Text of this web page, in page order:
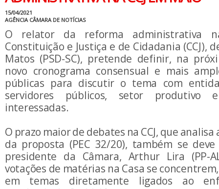
15/04/2021
AGÊNCIA CÂMARA DE NOTÍCIAS
O relator da reforma administrativa
Constituição e Justiça e de Cidadania (CCJ),
Matos (PSD-SC), pretende definir, na
novo cronograma consensual e mais
públicas para discutir o tema com
servidores públicos, setor produtivo
interessadas.
O prazo maior de debates na CCJ, que
da proposta (PEC 32/20), também se
presidente da Câmara, Arthur Lira (PP-
votações de matérias na Casa se
em temas diretamente ligados ao